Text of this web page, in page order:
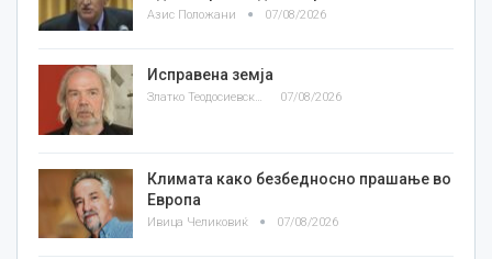
Азис Положани 07/08/2026
Исправена земја
Златко Теодосиевски 07/08/2026
Климата како безбедносно прашање во
Европа
Ивица Челиковиќ 07/08/2026